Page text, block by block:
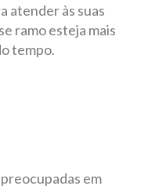
atender às suas
ramo esteja mais
tempo.
em